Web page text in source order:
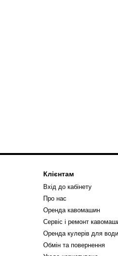
Клієнтам
Вхід до кабінету
Про нас
Оренда кавомашин
Сервіс і ремонт
Оренда кулерів для води
Обмін та повернення